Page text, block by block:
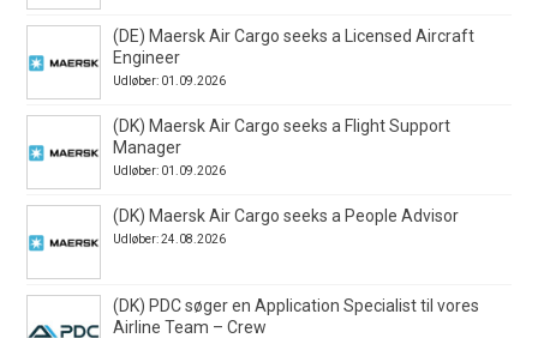
(DE) Maersk Air Cargo seeks a Licensed Aircraft
Engineer
Udløber: 01.09.2026
(DK) Maersk Air Cargo seeks a Flight Support
Manager
Udløber: 01.09.2026
(DK) Maersk Air Cargo seeks a People Advisor
Udløber: 24.08.2026
(DK) PDC søger en Application Specialist til vores
Airline Team – Crew